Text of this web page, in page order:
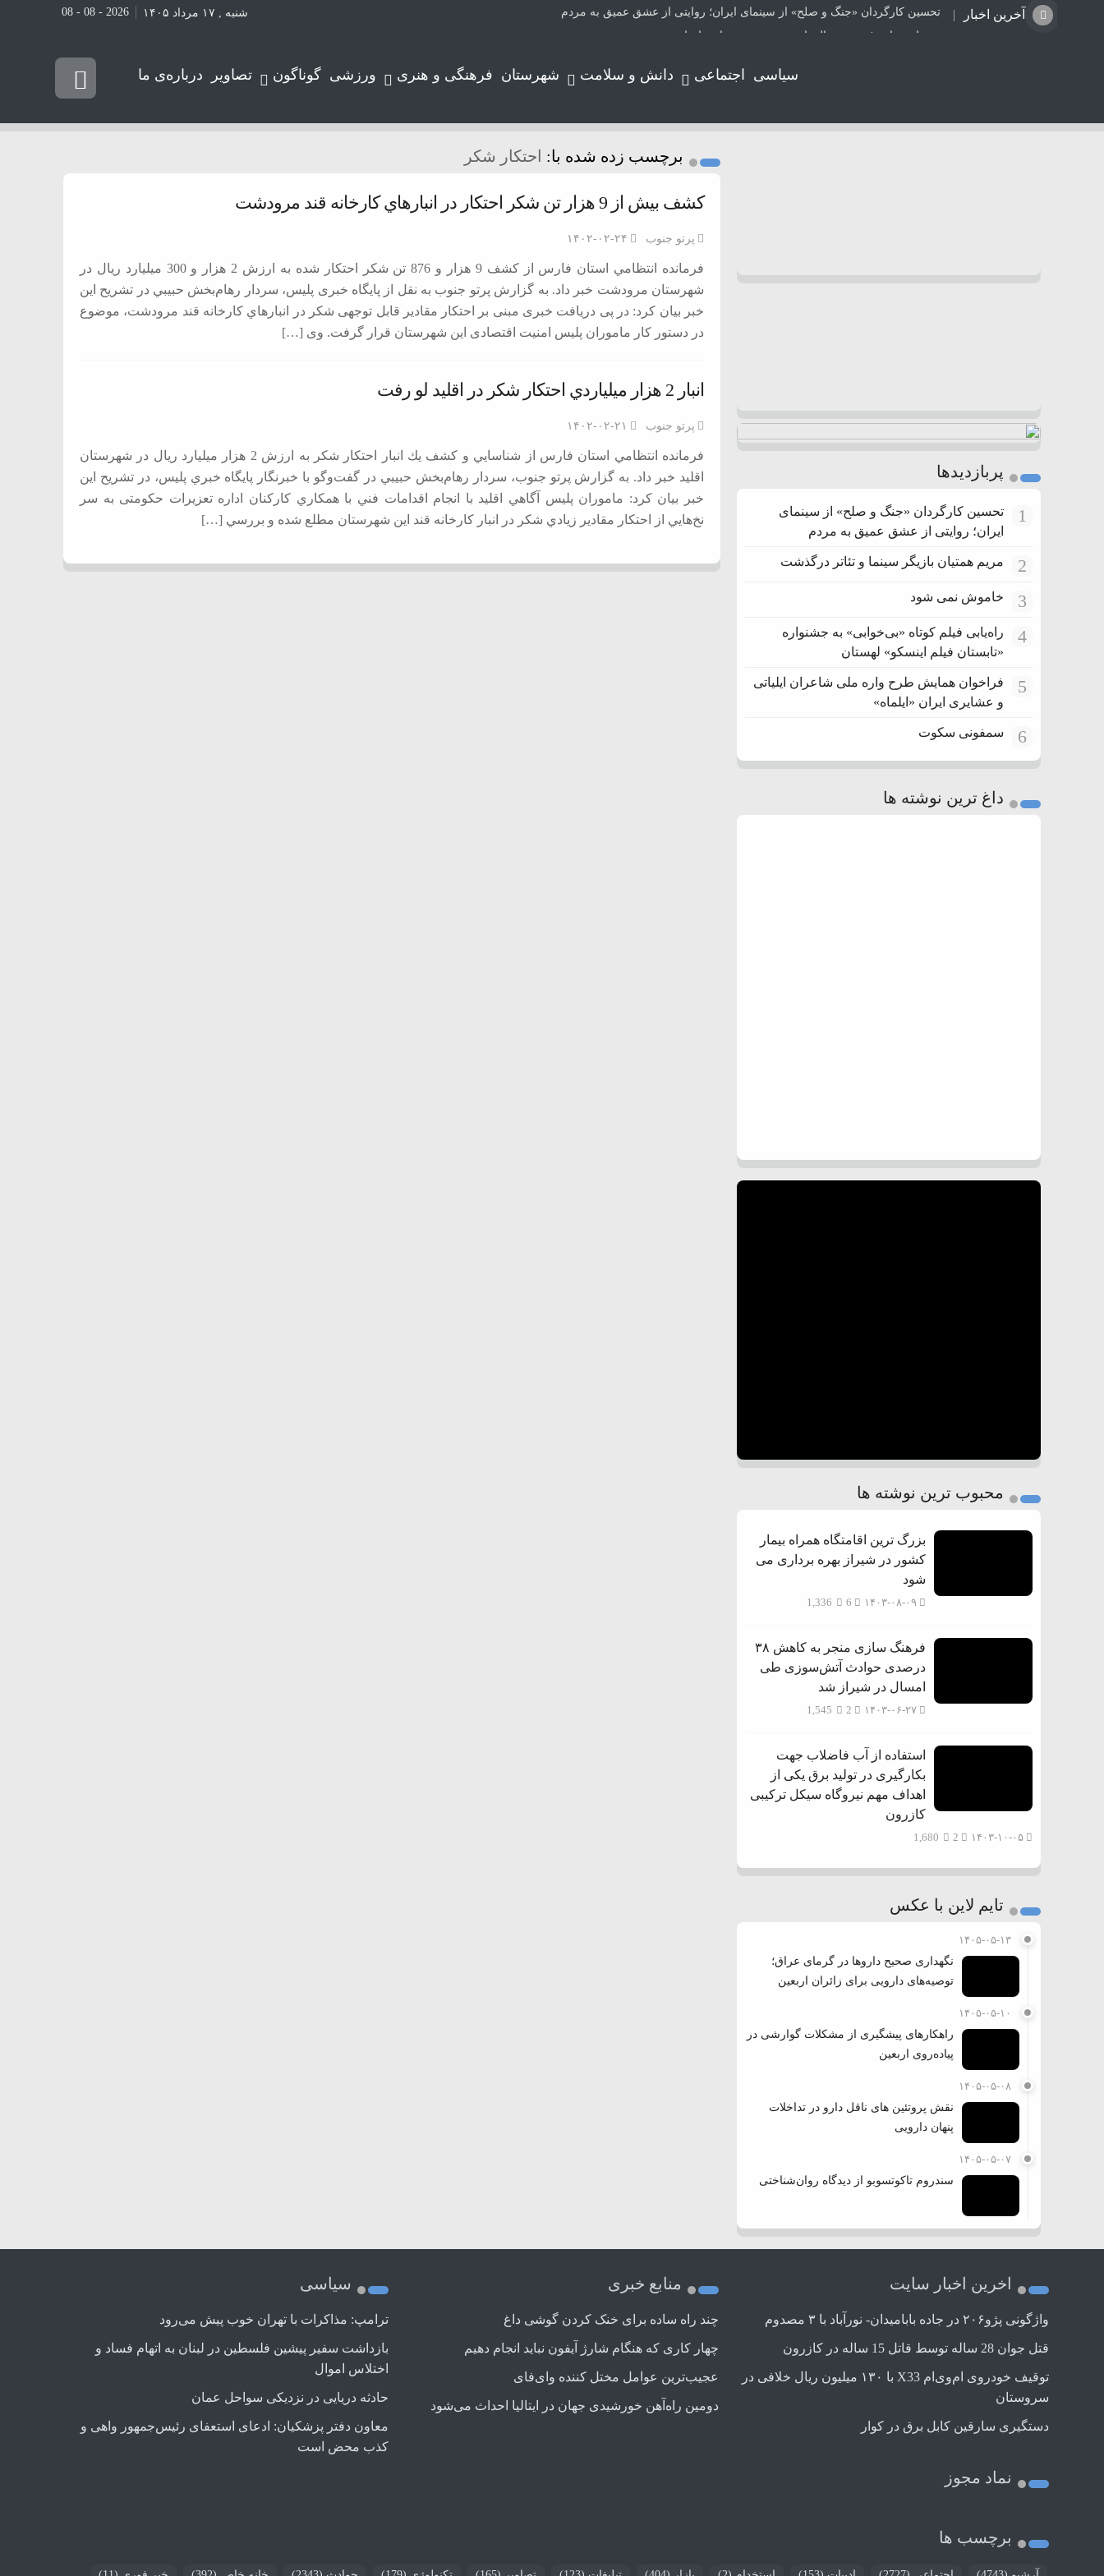
آخرین اخبار
تحسین کارگردان «جنگ و صلح» از سینمای ایران؛ روایتی از عشق عمیق به مردم
هشدار درباره فروش حواله‌های صوری خودروهای وارداتی
شیرازمرغ؛ بر سکوی دوم صنعت مرغداری ایران
شنبه , ۱۷ مرداد ۱۴۰۵ 2026 - 08 - 08
سیاسی اجتماعی دانش و سلامت شهرستان فرهنگی و هنری ورزشی گوناگون تصاویر درباره‌ی ما
برچسب زده شده با: احتکار شکر
کشف بيش از 9 هزار تن شکر احتکار در انبارهاي كارخانه قند مرودشت
پرتو جنوب ۱۴۰۲-۰۲-۲۴
فرمانده انتظامي استان فارس از کشف 9 هزار و 876 تن شکر احتکار شده به ارزش 2 هزار و 300 میلیارد ریال در
شهرستان مرودشت خبر داد. به گزارش پرتو جنوب به نقل از پایگاه خبری پلیس، سردار رهام‌بخش حبيبي در تشریح این
خبر بيان كرد: در پی دریافت خبری مبنی بر احتکار مقادیر قابل توجهی شکر در انبارهاي كارخانه قند مرودشت، موضوع
در دستور کار ماموران پلیس امنیت اقتصادی این شهرستان قرار گرفت. وی […]
انبار 2 هزار ميلياردي احتكار شكر در اقليد لو رفت
پرتو جنوب ۱۴۰۲-۰۲-۲۱
فرمانده انتظامي استان فارس از شناسايي و كشف يك انبار احتکار شكر به ارزش 2 هزار ميليارد ريال در شهرستان
اقليد خبر داد. به گزارش پرتو جنوب، سردار رهام‌بخش حبيبي در گفت‌وگو با خبرنگار پايگاه خبري پليس، در تشریح این
خبر بيان كرد: ماموران پلیس آگاهي اقليد با انجام اقدامات فني با همكاري كاركنان اداره تعزیرات حکومتی به سر
نخ‌هايي از احتكار مقادير زيادي شكر در انبار كارخانه قند اين شهرستان مطلع شده و بررسي […]
پربازدیدها
1
تحسین کارگردان «جنگ و صلح» از سینمای
ایران؛ روایتی از عشق عمیق به مردم
2 مریم همتیان بازیگر سینما و تئاتر درگذشت
3 خاموش نمی شود
4
راه‌یابی فیلم کوتاه «بی‌خوابی» به جشنواره
«تابستان فیلم اینسکو» لهستان
5
فراخوان همایش طرح واره ملی شاعران ایلیاتی
و عشایری ایران «ایلماه»
6 سمفونی سکوت
داغ ترین نوشته ها
محبوب ترین نوشته ها
بزرگ ترین اقامتگاه همراه بیمار
کشور در شیراز بهره برداری می
شود
۱۴۰۳-۰۸-۰۹ 1,336
فرهنگ سازی منجر به کاهش ۳۸
درصدی حوادث آتش‌سوزی طی
امسال در شیراز شد
۱۴۰۳-۰۶-۲۷ 1,545
استفاده از آب فاضلاب جهت
بکارگیری در تولید برق یکی از
اهداف مهم نیروگاه سیکل ترکیبی
کازرون
۱۴۰۳-۱۰-۰۵ 1,680
تایم لاین با عکس
۱۴۰۵-۰۵-۱۳
نگهداری صحیح داروها در گرمای عراق؛
توصیه‌های دارویی برای زائران اربعین
۱۴۰۵-۰۵-۱۰
راهکارهای پیشگیری از مشکلات گوارشی در
پیاده‌روی اربعین
۱۴۰۵-۰۵-۰۸
نقش پروتئین های ناقل دارو در تداخلات
پنهان دارویی
۱۴۰۵-۰۵-۰۷
سندروم تاکوتسوبو از دیدگاه روان‌شناختی
اخرین اخبار سایت
واژگونی پژو۲۰۶ در جاده بابامیدان- نورآباد با ۳ مصدوم
قتل جوان 28 ساله توسط قاتل 15 ساله در کازرون
توقیف خودروی ام‌وی‌ام X33 با ۱۳۰ میلیون ریال خلافی در
سروستان
دستگیری سارقین کابل برق در کوار
نماد مجوز
منابع خبری
چند راه‌ ساده برای خنک کردن گوشی داغ
چهار کاری که هنگام شارژ آیفون نباید انجام دهیم
عجیب‌ترین عوامل مختل کننده وای‌فای
دومین راه‌آهن خورشیدی جهان در ایتالیا احداث می‌شود
سیاسی
ترامپ: مذاکرات با تهران خوب پیش می‌رود
بازداشت سفیر پیشین فلسطین در لبنان به اتهام فساد و
اختلاس اموال
حادثه دریایی در نزدیکی سواحل عمان
معاون دفتر پزشکیان: ادعای استعفای رئیس‌جمهور واهی و
کذب محض است
برچسب ها